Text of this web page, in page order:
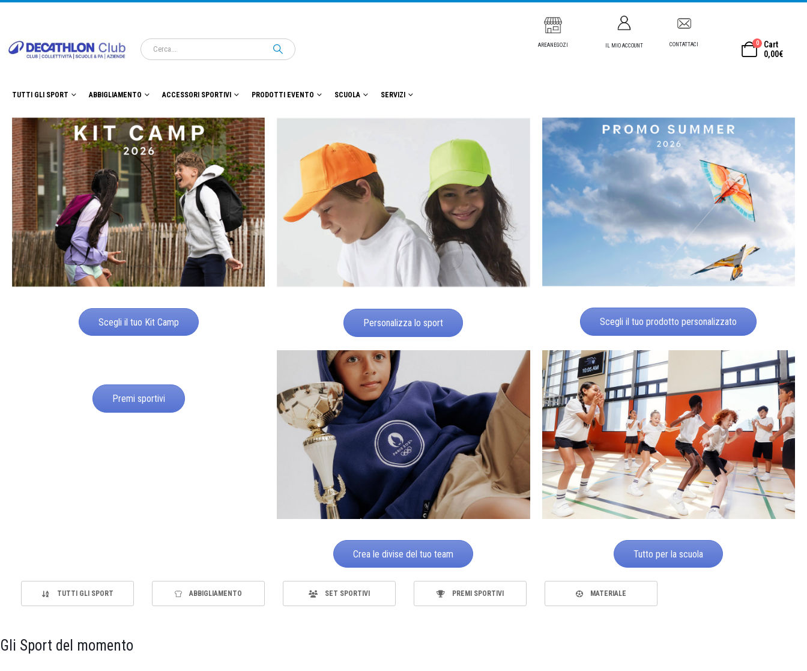
AREANEGOZI IL MIO ACCOUNT CONTATTACI 0
Cart
0,00€
TUTTI GLI SPORT ABBIGLIAMENTO ACCESSORI SPORTIVI PRODOTTI EVENTO SCUOLA SERVIZI
Scegli il tuo Kit Camp Personalizza lo sport Scegli il tuo prodotto personalizzato
Premi sportivi
Crea le divise del tuo team Tutto per la scuola
TUTTI GLI SPORT ABBIGLIAMENTO SET SPORTIVI PREMI SPORTIVI MATERIALE
Gli Sport del momento